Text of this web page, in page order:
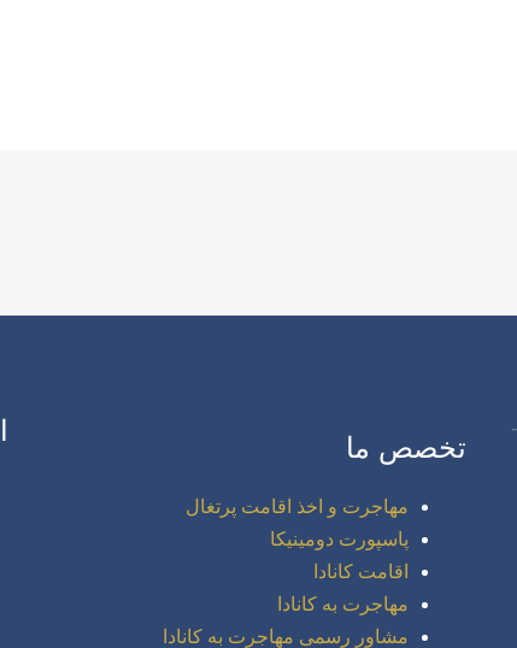
تخصص ما
مهاجرت و اخذ اقامت پرتغال
پاسپورت دومینیکا
اقامت کانادا
مهاجرت به کانادا
مشاور رسمی مهاجرت به کانادا